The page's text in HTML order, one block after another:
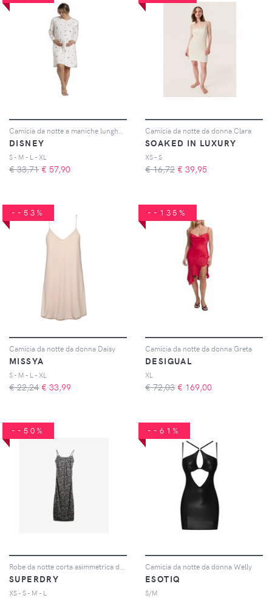
DISNEY
S - M - L - XL
€ 33,71 € 57,90
Camicia da notte da donna Clara
SOAKED IN LUXURY
XS - S
€ 16,72 € 39,95
--53%
Camicia da notte da donna Daisy
MISSYA
S - M - L - XL
€ 22,24 € 33,99
--135%
Camicia da notte da donna Greta
DESIGUAL
XL
€ 72,03 € 169,00
--50%
SUPERDRY
XS - S - M - L
--61%
Camicia da notte da donna Welly
ESOTIQ
S/M